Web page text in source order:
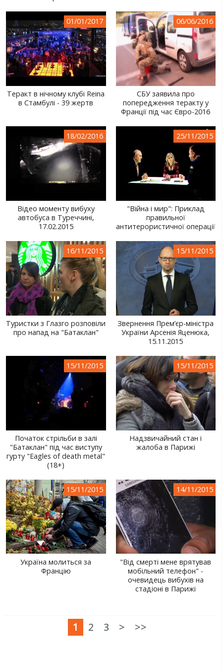
01/01/2017
Теракт в нічному клубі Reina
в Стамбулі - 39 жертв
06/06/2016
СБУ заявила про
попередження теракту у
Франції під час Євро-2016
18/02/2016
Відео моменту вибуху
автобуса в Туреччині,
17.02.2015
25/11/2015
"Війна і мир": Приклад
правильної
антитерористичної операції
16/11/2015
Туристки з Глазго розповіли
про напад на "Батаклан"
15/11/2015
Звернення Прем’єр-міністра
України Арсенія Яценюка,
15.11.2015
15/11/2015
Початок стрільби в залі
"Батаклан" під час виступу
гурту "Eagles of death metal"
(18+)
15/11/2015
Надзвичайний стан і
жалоба в Парижі
15/11/2015
Україна молиться за
Францію
14/11/2015
"Від смерті мене врятував
мобільний телефон" -
очевидець вибухів на
стадіоні в Парижі
1 2 3 > >>